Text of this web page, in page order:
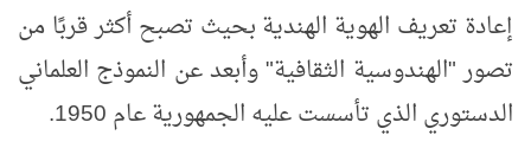
إعادة تعريف الهوية الهندية بحيث تصبح أكثر قربًا من
تصور "الهندوسية الثقافية" وأبعد عن النموذج العلماني
الدستوري الذي تأسست عليه الجمهورية عام 1950
.